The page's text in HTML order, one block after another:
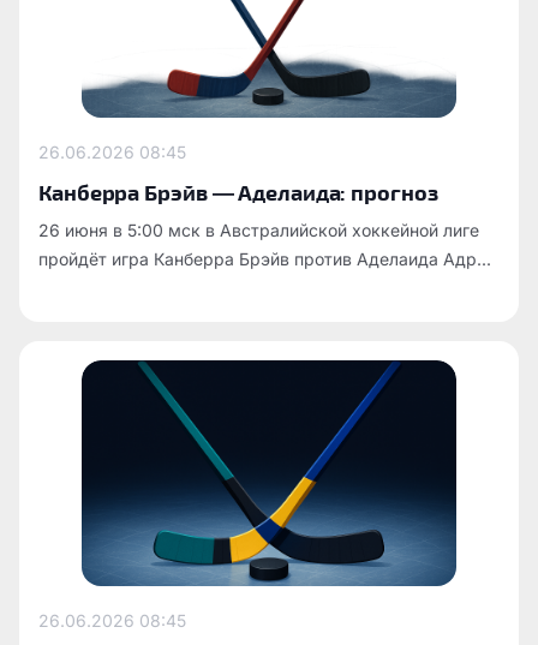
26.06.2026 08:45
Канберра Брэйв — Аделаида: прогноз
26 июня в 5:00 мск в Австралийской хоккейной лиге
пройдёт игра Канберра Брэйв против Аделаида Адр...
26.06.2026 08:45